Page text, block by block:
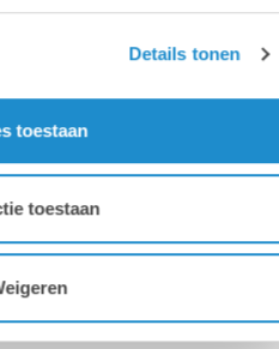
Details tonen
toestaan
toestaan
oude toestellen